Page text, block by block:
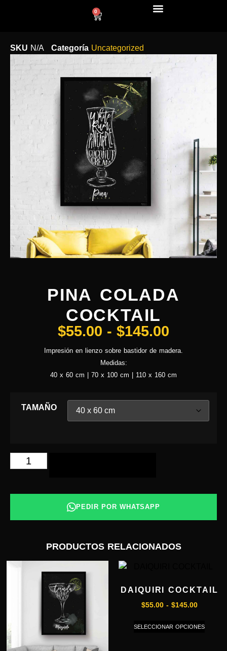
0
SKU N/A Categoría Uncategorized
PINA COLADA
COCKTAIL
$55.00 - $145.00
Impresión en lienzo sobre bastidor de madera.
Medidas:
40 x 60 cm | 70 x 100 cm | 110 x 160 cm
TAMAÑO
PEDIR POR WHATSAPP
PRODUCTOS RELACIONADOS
DAIQUIRI COCKTAIL
$55.00 - $145.00
SELECCIONAR OPCIONES